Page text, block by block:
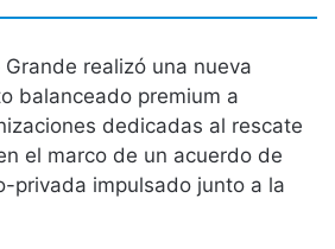
realizó una nueva
balanceado premium a
dedicadas al rescate
el marco de un acuerdo de
privada impulsado junto a la